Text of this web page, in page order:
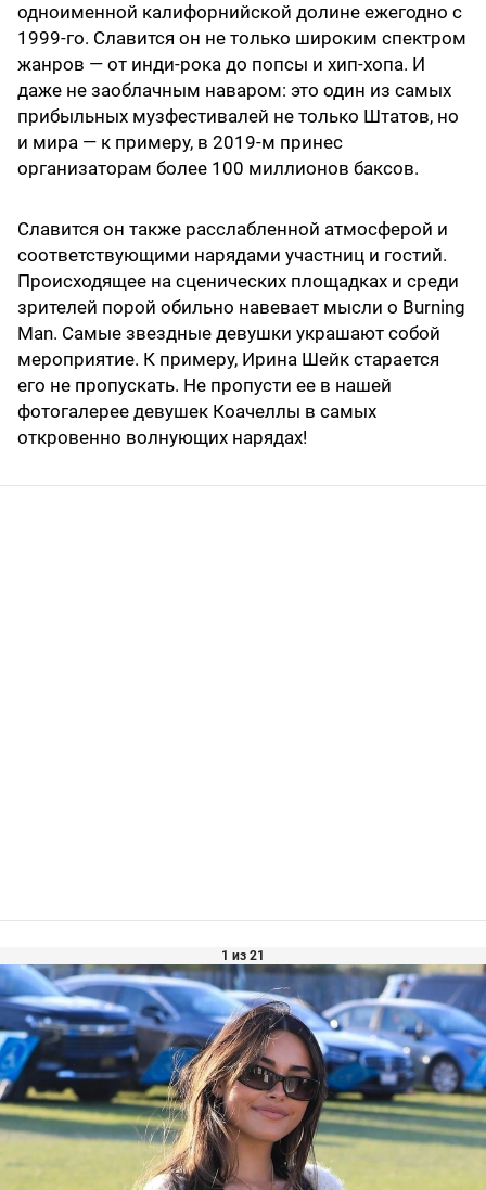
одноименной калифорнийской долине ежегодно с
1999-го. Славится он не только широким спектром
жанров — от инди-рока до попсы и хип-хопа. И
даже не заоблачным наваром: это один из самых
прибыльных музфестивалей не только Штатов, но
и мира — к примеру, в 2019-м принес
организаторам более 100 миллионов баксов.
Славится он также расслабленной атмосферой и
соответствующими нарядами участниц и гостий.
Происходящее на сценических площадках и среди
зрителей порой обильно навевает мысли о Burning
Man. Самые звездные девушки украшают собой
мероприятие. К примеру, Ирина Шейк старается
его не пропускать. Не пропусти ее в нашей
фотогалерее девушек Коачеллы в самых
откровенно волнующих нарядах!
1 из 21